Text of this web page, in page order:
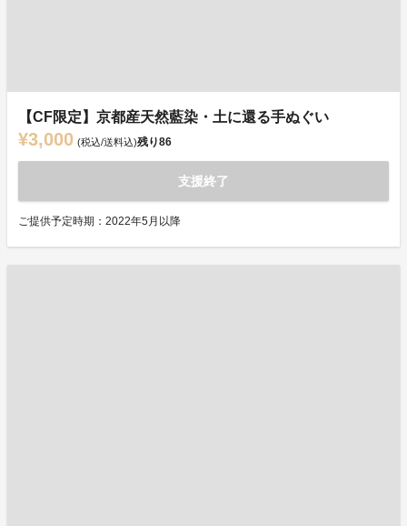
【CF限定】京都産天然藍染・土に還る手ぬぐい
¥3,000 (税込/送料込)残り86
支援終了
ご提供予定時期：2022年5月以降